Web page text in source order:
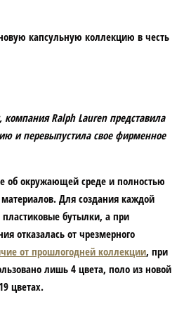
Ralph Lauren представила
и перевыпустила свое фирменное
об окружающей среде и полностью
Для создания каждой
бутылки, а при
отказалась от чрезмерного
от прошлогодней коллекции, при
лишь 4 цвета, поло из новой
цветах.